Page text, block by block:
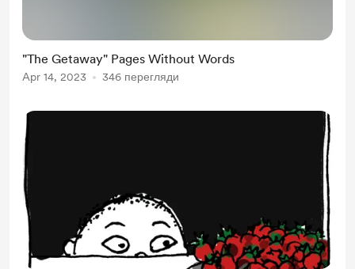
"The Getaway" Pages Without Words
Apr 14, 2023 346 перегляди